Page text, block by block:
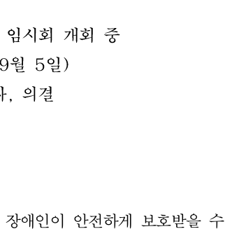
임시회 개회
중
9월 5 일 )
, 의결
장애인이 안전하게 보호받을 수